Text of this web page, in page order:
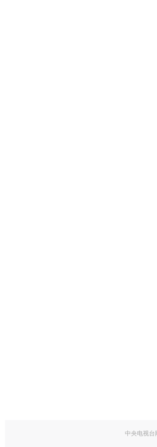
中央电视台